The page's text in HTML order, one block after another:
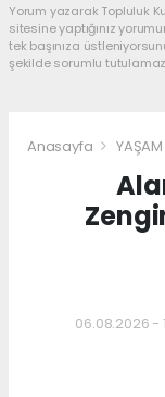
Yorum yazarak Topluluk
sitesine yaptığınız
tek başınıza
şekilde sorumlu
Anasayfa YAŞAM
06.08.2026 -